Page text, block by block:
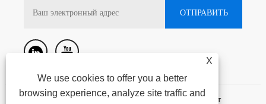
Авторское право @ 2015-2023 Нинбо Кассит
X
We use cookies to offer you a better
browsing experience, analyze site traffic and